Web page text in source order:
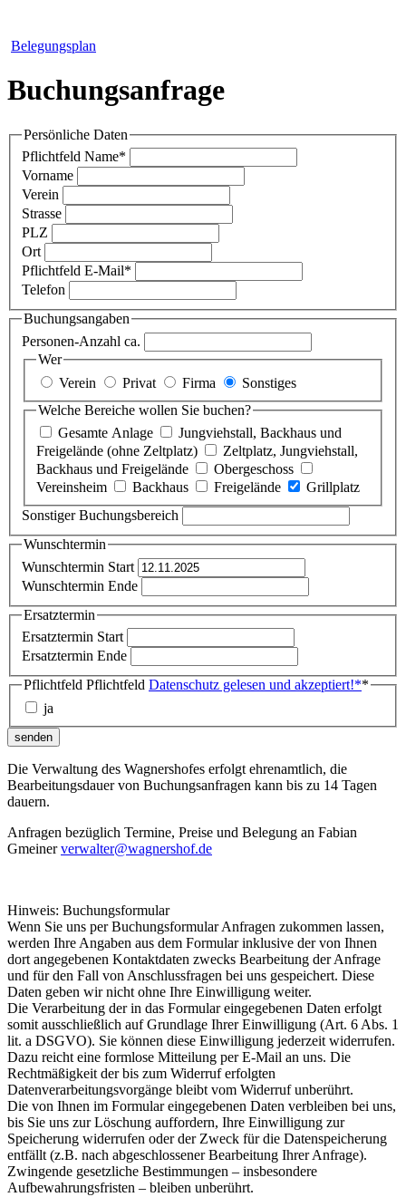
Belegungsplan
Buchungsanfrage
Persönliche Daten
Pflichtfeld Name*
Vorname
Verein
Strasse
PLZ
Ort
Pflichtfeld E-Mail*
Telefon
Buchungsangaben
Personen-Anzahl ca.
Wer
Verein
Privat Firma
Sonstiges
Welche Bereiche wollen Sie buchen?
Gesamte Anlage
Jungviehstall, Backhaus und
Freigelände (ohne Zeltplatz)
Zeltplatz, Jungviehstall,
Backhaus und Freigelände
Obergeschoss
Vereinsheim
Backhaus Freigelände
Grillplatz
Sonstiger Buchungsbereich
Wunschtermin
Wunschtermin Start
Wunschtermin Ende
Ersatztermin
Ersatztermin Start
Ersatztermin Ende
Pflichtfeld Pflichtfeld Datenschutz gelesen und akzeptiert!**
ja
senden
Die Verwaltung des Wagnershofes erfolgt ehrenamtlich, die
Bearbeitungsdauer von Buchungsanfragen kann bis zu 14 Tagen
dauern.
Anfragen bezüglich Termine, Preise und Belegung an Fabian
Gmeinerverwalter@wagnershof.de
Hinweis: Buchungsformular
Wenn Sie uns per Buchungsformular Anfragen zukommen lassen,
werden Ihre Angaben aus dem Formular inklusive der von Ihnen
dort angegebenen Kontaktdaten zwecks Bearbeitung der Anfrage
und für den Fall von Anschlussfragen bei uns gespeichert. Diese
Daten geben wir nicht ohne Ihre Einwilligung weiter.
Die Verarbeitung der in das Formular eingegebenen Daten erfolgt
somit ausschließlich auf Grundlage Ihrer Einwilligung (Art. 6 Abs. 1
lit. a DSGVO). Sie können diese Einwilligung jederzeit widerrufen.
Dazu reicht eine formlose Mitteilung per E-Mail an uns. Die
Rechtmäßigkeit der bis zum Widerruf erfolgten
Datenverarbeitungsvorgänge bleibt vom Widerruf unberührt.
Die von Ihnen im Formular eingegebenen Daten verbleiben bei uns,
bis Sie uns zur Löschung auffordern, Ihre Einwilligung zur
Speicherung widerrufen oder der Zweck für die Datenspeicherung
entfällt (z.B. nach abgeschlossener Bearbeitung Ihrer Anfrage).
Zwingende gesetzliche Bestimmungen – insbesondere
Aufbewahrungsfristen – bleiben unberührt.